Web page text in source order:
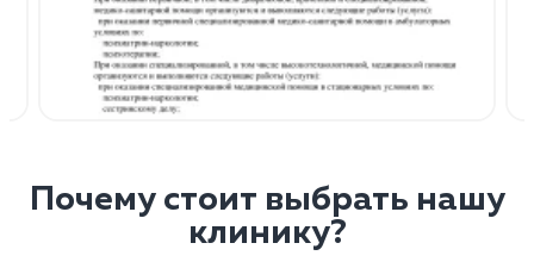
Почему стоит выбрать нашу
клинику?